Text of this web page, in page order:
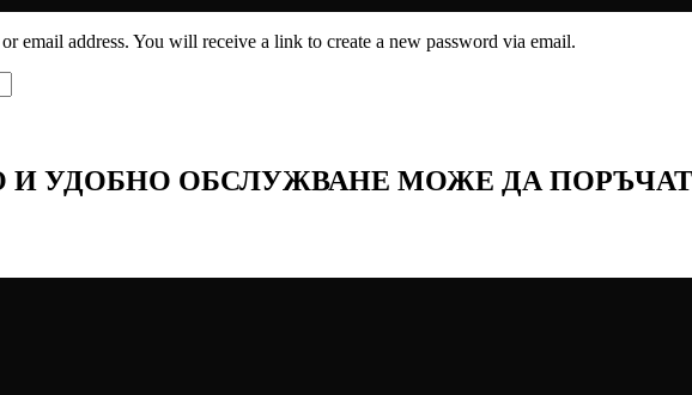
email address. You will receive a link to create a new password via email.
И УДОБНО ОБСЛУЖВАНЕ МОЖЕ ДА